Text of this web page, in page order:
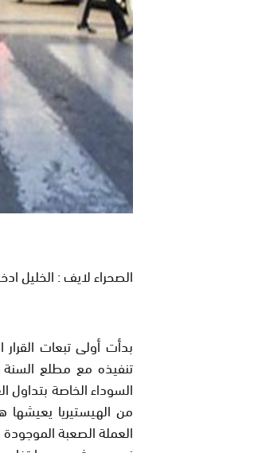
الصحراء لايف : الخليل
بدأت أولى تبعات
تنفيذه مع مطلع
السوداء الخاصة بتداول
من الهيستيريا
العملة الصعبة